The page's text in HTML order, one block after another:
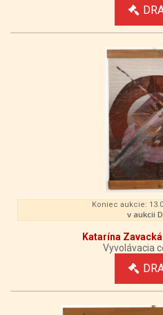
Koniec aukcie:
v aukcii
Katarína
Vyvolávacia